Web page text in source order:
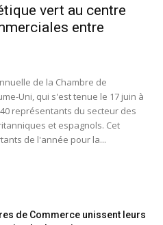
vert au centre
entre
de la Chambre de
Uni, qui s'est tenue le 17 juin à
représentants du secteur des
et espagnols. Cet
de l'année pour la...
de Commerce unissent leurs